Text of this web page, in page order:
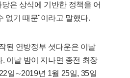
은 상식에 기반한 정책을 어
없기 때문"이라고 말했다.
된 연방정부 셧다운은 이날
. 이날 밤이 지나면 종전 최장
일∼2019년 1월 25일, 35일